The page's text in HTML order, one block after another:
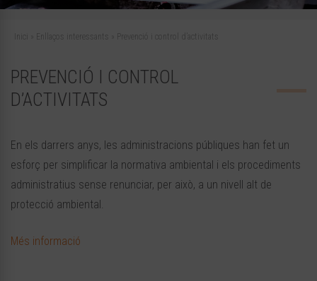
Inici Enllaços interessants Prevenció i control d’activitats
PREVENCIÓ I CONTROL
D’ACTIVITATS
En els darrers anys, les administracions públiques han fet un
esforç per simplificar la normativa ambiental i els procediments
administratius sense renunciar, per això, a un nivell alt de
protecció ambiental.
Més informació